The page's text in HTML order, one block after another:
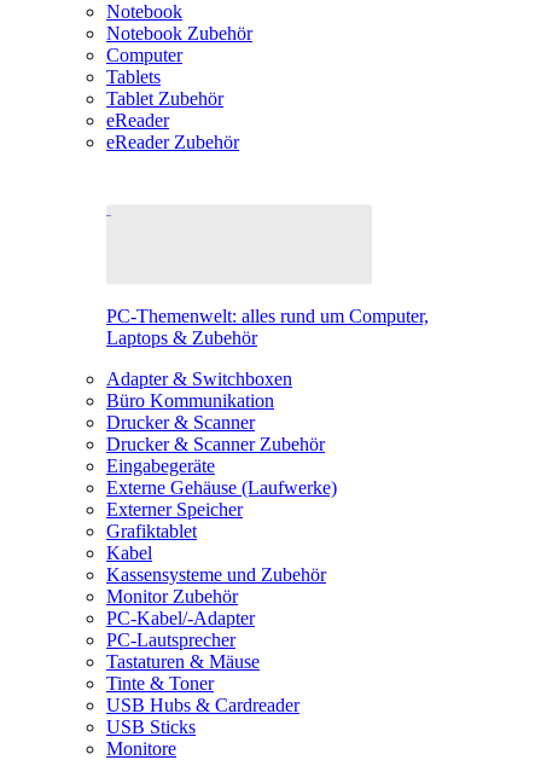
Notebook
Notebook Zubehör
Computer
Tablets
Tablet Zubehör
eReader
eReader Zubehör
PC-Themenwelt: alles rund um Computer,
Laptops & Zubehör
Adapter & Switchboxen
Büro Kommunikation
Drucker & Scanner
Drucker & Scanner Zubehör
Eingabegeräte
Externe Gehäuse (Laufwerke)
Externer Speicher
Grafiktablet
Kabel
Kassensysteme und Zubehör
Monitor Zubehör
PC-Kabel/-Adapter
PC-Lautsprecher
Tastaturen & Mäuse
Tinte & Toner
USB Hubs & Cardreader
USB Sticks
Monitore